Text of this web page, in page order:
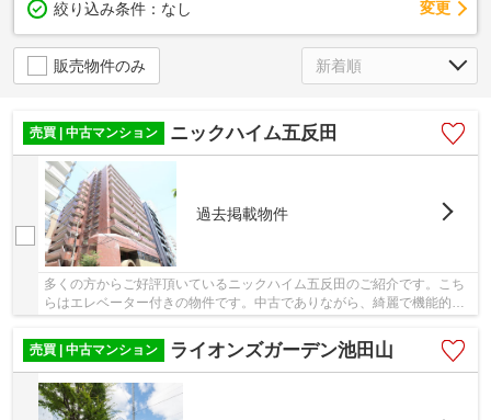
絞り込み条件： なし 変更
販売物件のみ
売買 | 中古マンション ニックハイム五反田
過去掲載物件
多くの方からご好評頂いているニックハイム五反田のご紹介です。こち
らはエレベーター付きの物件です。中古でありながら、綺麗で機能的な
売買 | 中古マンション
ライオンズガーデン池田山